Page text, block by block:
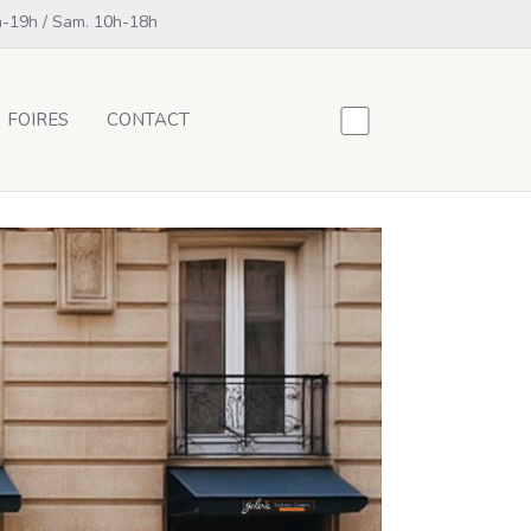
19h / Sam. 10h-18h
FOIRES CONTACT